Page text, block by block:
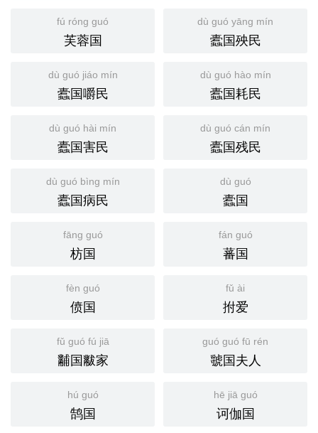
fú róng guó
芙蓉国
dù guó yāng mín
蠹国殃民
dù guó jiáo mín
蠹国嚼民
dù guó hào mín
蠹国耗民
dù guó hài mín
蠹国害民
dù guó cán mín
蠹国残民
dù guó bìng mín
蠹国病民
dù guó
蠹国
fāng guó
枋国
fán guó
蕃国
fèn guó
偾国
fǔ ài
拊爱
fǔ guó fú jiā
黼国黻家
guó guó fū rén
虢国夫人
hú guó
鹄国
hē jiā guó
诃伽国